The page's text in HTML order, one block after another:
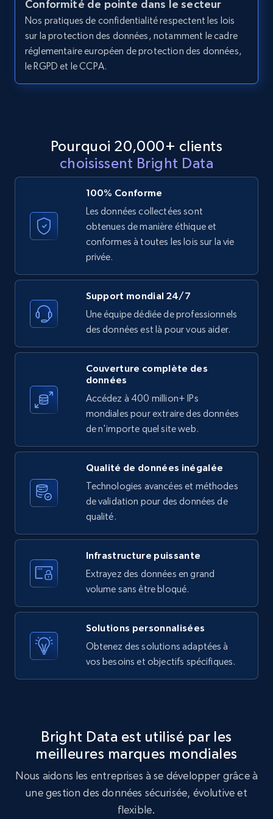
11.3K+ 1.5K+ Essai gratuit
11.3K+ 1.5K+ Essai gratuit
LinkedIn posts - Discover new posts
company URL
URL, ID, User id, Use url, Title, Headline, Post
text, Date posted, and more.
11.3K+ 1.5K+ Essai gratuit
X (formerly Twitter) - Posts
ID, User posted, Name, Description, Date
posted, Photos, URL, Quoted post, and more.
1.2K+
X (formerly Twitter) - Posts - Collecting
Twitter posts URLs
posted, Photos, URL, Quoted post, and more.
10.4K+ 1.2K+ Essai gratuit
X (formerly Twitter) - Posts - Getting x
posts by array of profiles
ID, User posted, Name, Description, Date
posted, Photos, URL, Quoted post, and more.
TikTok - Profiles
Account id, Nickname, Biography, Awg
engagement rate, Comment engagement rate,
Conformité de pointe dans le secteur
Nos pratiques de confidentialité respectent les lois
sur la protection des données, notamment le cadre
réglementaire européen de protection des données,
le RGPD et le CCPA.
Pourquoi 20,000+ clients
choisissent Bright Data
100% Conforme
Les données collectées sont
obtenues de manière éthique et
conformes à toutes les lois sur la vie
privée.
Support mondial 24/7
Une équipe dédiée de professionnels
des données est là pour vous aider.
Couverture complète des
données
Accédez à 400 million+ IPs
mondiales pour extraire des données
de n'importe quel site web.
Qualité de données inégalée
Technologies avancées et méthodes
de validation pour des données de
qualité.
Infrastructure puissante
Extrayez des données en grand
volume sans être bloqué.
Solutions personnalisées
Obtenez des solutions adaptées à
vos besoins et objectifs spécifiques.
Bright Data est utilisé par les
meilleures marques mondiales
Nous aidons les entreprises à se développer grâce à
une gestion des données sécurisée, évolutive et
flexible.